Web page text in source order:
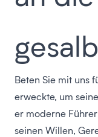
Beten Sie mit uns
erweckte, um
er moderne
seinen Willen,